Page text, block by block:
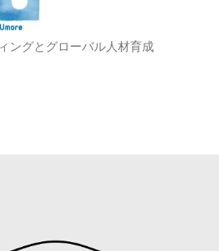
ングとグローバル人材育成